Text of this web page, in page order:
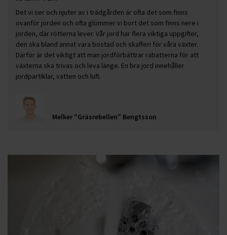
Det vi ser och njuter av i trädgården är ofta det som finns
ovanför jorden och ofta glömmer vi bort det som finns nere i
jorden, där rötterna lever. Vår jord har flera viktiga uppgifter,
den ska bland annat vara bostad och skafferi för våra växter.
Därför är det viktigt att man jordförbättrar rabatterna för att
växterna ska trivas och leva länge. En bra jord innehåller
jordpartiklar, vatten och luft.
Melker "Gräsrebellen" Bengtsson